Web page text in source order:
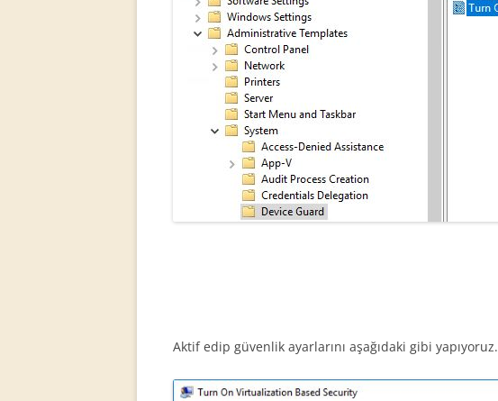
Aktif edip güvenlik ayarlarını aşağıdaki gibi yapıyoruz.